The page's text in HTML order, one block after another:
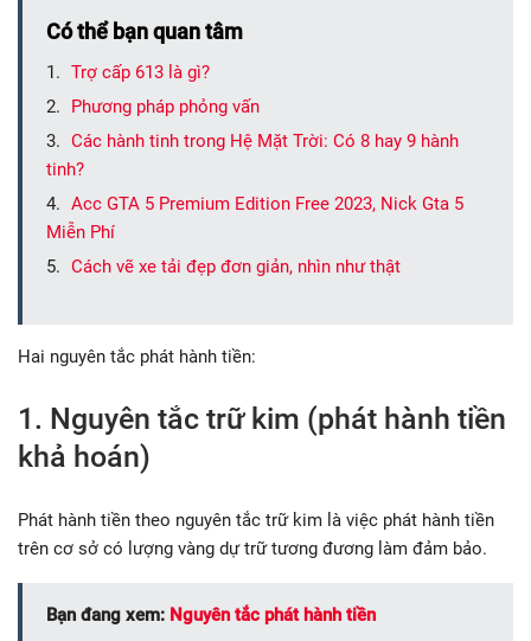
Có thể bạn quan tâm
Trợ cấp 613 là gì?
Phương pháp phỏng vấn
Các hành tinh trong Hệ Mặt Trời: Có 8 hay 9 hành
tinh?
Acc GTA 5 Premium Edition Free 2023, Nick Gta 5
Miễn Phí
Cách vẽ xe tải đẹp đơn giản, nhìn như thật
Hai nguyên tắc phát hành tiền:
1. Nguyên tắc trữ kim (phát hành tiền
khả hoán)
Phát hành tiền theo nguyên tắc trữ kim là việc phát hành tiền
trên cơ sở có lượng vàng dự trữ tương đương làm đảm bảo.
Bạn đang xem: Nguyên tắc phát hành tiền